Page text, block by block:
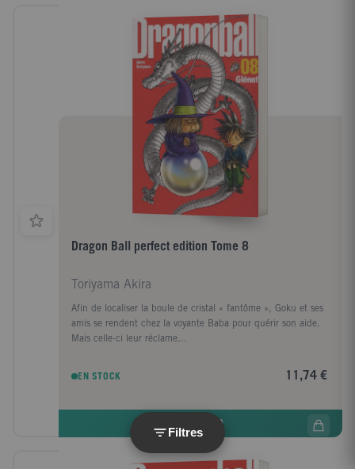
Dragon Ball perfect edition Tome 8
Toriyama Akira
Afin de localiser la boule de cristal « fantôme », Goku et ses
amis se rendent chez la voyante Baba pour quérir son aide.
Mais celle-ci leur réclame...
EN STOCK 11,74 €
COMMANDER
Filtres